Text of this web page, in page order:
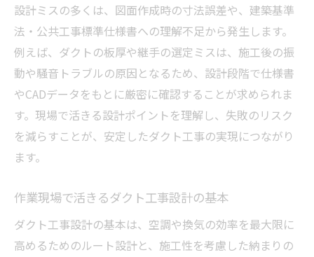
ト
ダクト工事設計で意識したい失敗回避策
失敗しないためのダクト工事設計手順とは
ダクト設計ならではの失敗例と解決策とは
ダクト工事設計に多い失敗例とその対策
現場で学ぶダクト工事設計の失敗解決法
設計段階で防ぐべきダクト工事の落とし穴
ダクト工事設計の失敗パターンと改善策
スパイラルダクト設計に役立つ実践ノウハウ
設計ミスの多くは、図面作成時の寸法誤差や、建築基準
法・公共工事標準仕様書への理解不足から発生します。
例えば、ダクトの板厚や継手の選定ミスは、施工後の振
動や騒音トラブルの原因となるため、設計段階で仕様書
やCADデータをもとに厳密に確認することが求められま
す。現場で活きる設計ポイントを理解し、失敗のリスク
を減らすことが、安定したダクト工事の実現につながり
ます。
作業現場で活きるダクト工事設計の基本
ダクト工事設計の基本は、空調や換気の効率を最大限に
高めるためのルート設計と、施工性を考慮した納まりの